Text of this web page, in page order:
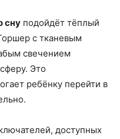
сну подойдёт тёплый
с тканевым
свечением
Это
ребёнку перейти в
доступных